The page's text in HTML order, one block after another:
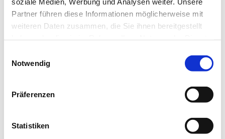
Partner führen diese Informationen möglicherweise mit
weiteren Daten zusammen, die Sie ihnen bereitgestellt
Notwendig
Präferenzen
Statistiken